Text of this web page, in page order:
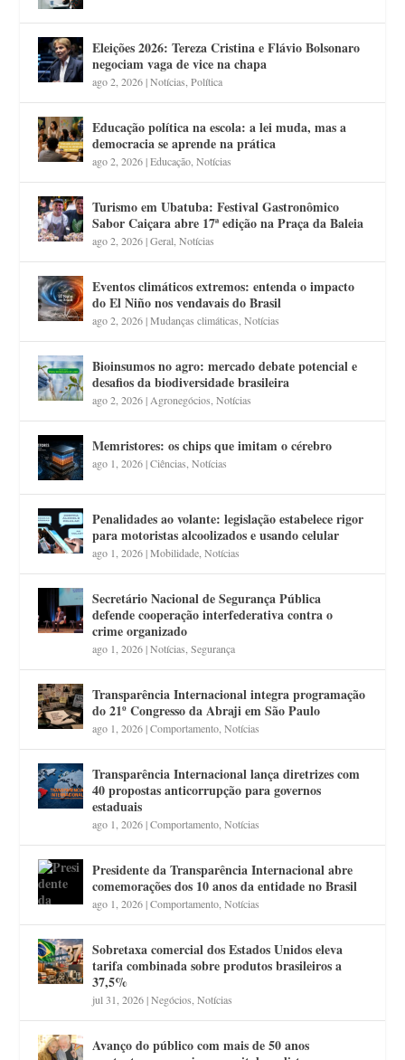
Eleições 2026: Tereza Cristina e Flávio Bolsonaro
negociam vaga de vice na chapa
ago 2, 2026|Notícias ,Política
Educação política na escola: a lei muda, mas a
democracia se aprende na prática
ago 2, 2026|Educação ,Notícias
Turismo em Ubatuba: Festival Gastronômico
Sabor Caiçara abre 17ª edição na Praça da Baleia
ago 2, 2026|Geral ,Notícias
Eventos climáticos extremos: entenda o impacto
do El Niño nos vendavais do Brasil
ago 2, 2026|Mudanças climáticas ,Notícias
Bioinsumos no agro: mercado debate potencial e
desafios da biodiversidade brasileira
ago 2, 2026| Agronegócios ,Notícias
Memristores: os chips que imitam o cérebro
ago 1, 2026|Ciências ,Notícias
Penalidades ao volante: legislação estabelece rigor
para motoristas alcoolizados e usando celular
ago 1, 2026|Mobilidade ,Notícias
Secretário Nacional de Segurança Pública
defende cooperação interfederativa contra o
crime organizado
ago 1, 2026|Notícias ,Segurança
Transparência Internacional integra programação
do 21º Congresso da Abraji em São Paulo
ago 1, 2026|Comportamento ,Notícias
Transparência Internacional lança diretrizes com
40 propostas anticorrupção para governos
estaduais
ago 1, 2026|Comportamento ,Notícias
Presidente da Transparência Internacional abre
comemorações dos 10 anos da entidade no Brasil
ago 1, 2026|Comportamento ,Notícias
Sobretaxa comercial dos Estados Unidos eleva
tarifa combinada sobre produtos brasileiros a
37,5%
jul 31, 2026|Negócios ,Notícias
Avanço do público com mais de 50 anos